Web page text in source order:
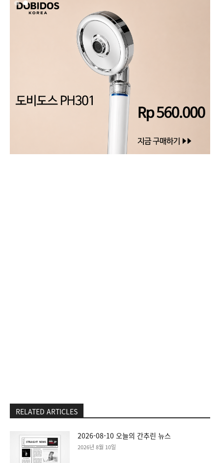
RELATED ARTICLES
2026-08-10 오늘의 간추린 뉴스
2026년 8월 10일